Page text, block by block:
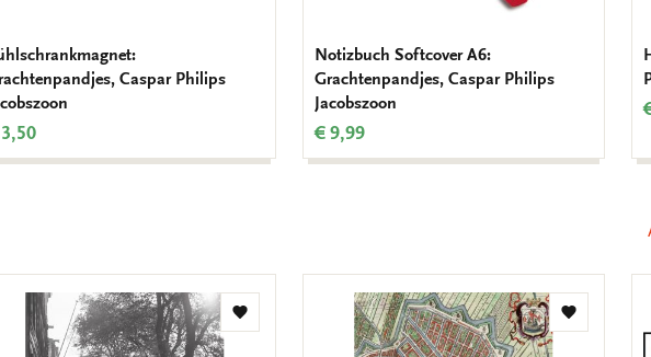
Caspar Philips
Notizbuch Softcover A6:
Grachtenpandjes, Caspar Philips
Jacobszoon
€ 9,99
Zur
Zur